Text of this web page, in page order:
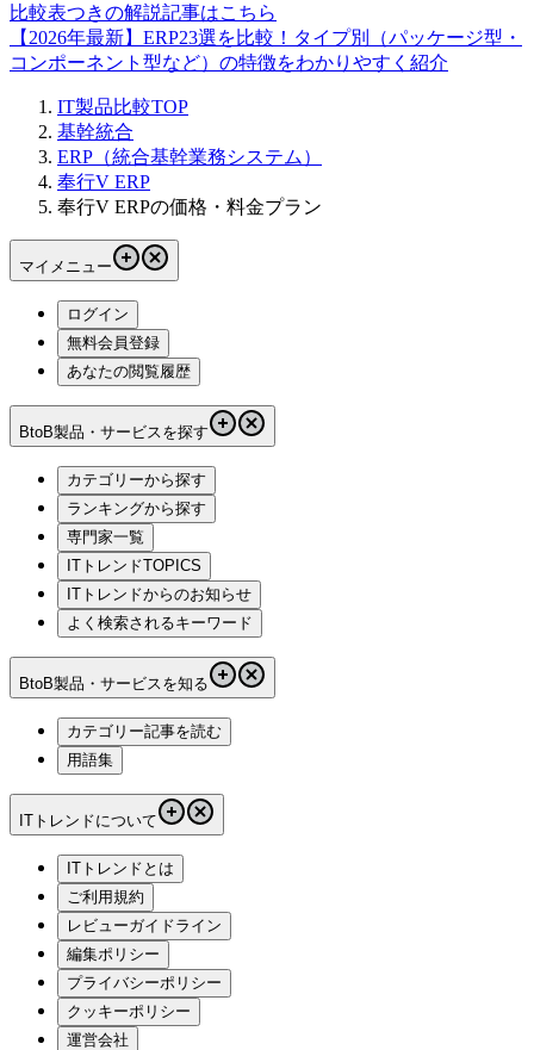
比較表つきの解説記事はこちら
【2026年最新】ERP23選を比較！タイプ別（パッケージ型・
コンポーネント型など）の特徴をわかりやすく紹介
IT製品比較TOP
基幹統合
ERP（統合基幹業務システム）
奉行V ERP
奉行V ERPの価格・料金プラン
マイメニュー
ログイン
無料会員登録
あなたの閲覧履歴
BtoB製品・サービスを探す
カテゴリーから探す
ランキングから探す
専門家一覧
ITトレンドTOPICS
ITトレンドからのお知らせ
よく検索されるキーワード
BtoB製品・サービスを知る
カテゴリー記事を読む
用語集
ITトレンドについて
ITトレンドとは
ご利用規約
レビューガイドライン
編集ポリシー
プライバシーポリシー
クッキーポリシー
運営会社